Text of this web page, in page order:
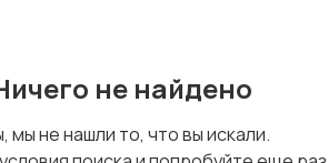
не найдено
мы не нашли то, что вы искали.